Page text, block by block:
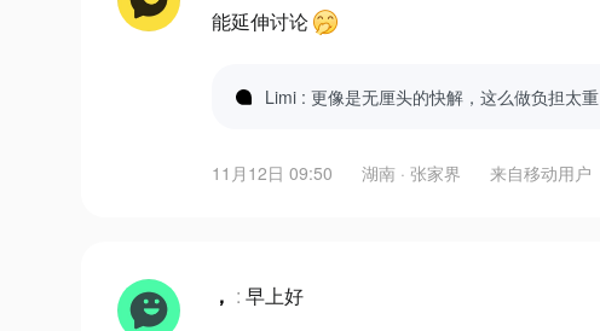
能延伸讨论
Limi : 更像是无厘头的快解，这么做负担太重
11月12日 09:50 湖南 · 张家界 来自移动用户
， : 早上好